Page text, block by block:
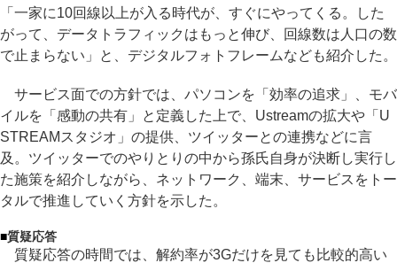
「一家に10回線以上が入る時代が、すぐにやってくる。した
がって、データトラフィックはもっと伸び、回線数は人口の数
で止まらない」と、デジタルフォトフレームなども紹介した。
サービス面での方針では、パソコンを「効率の追求」、モバ
イルを「感動の共有」と定義した上で、Ustreamの拡大や「U
STREAMスタジオ」の提供、ツイッターとの連携などに言
及。ツイッターでのやりとりの中から孫氏自身が決断し実行し
た施策を紹介しながら、ネットワーク、端末、サービスをトー
タルで推進していく方針を示した。
■質疑応答
質疑応答の時間では、解約率が3Gだけを見ても比較的高い